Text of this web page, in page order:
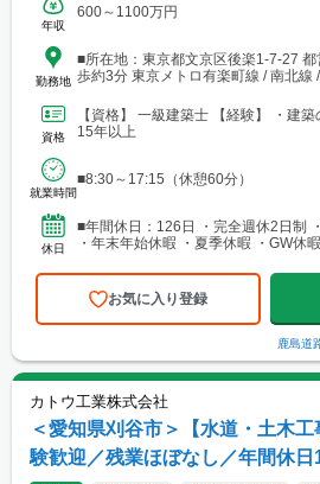
年収
600～1100万円
勤務地
■所在地：東京都文京区後楽1-7-27
歩約3分 東京メトロ有楽町線 / 南北線
資格
【資格】 一級建築士 【経験】 ・建
15年以上
就業時間
■8:30～17:15（休憩60分）
休日
■年間休日：126日 ・完全週休2日制
・年末年始休暇 ・夏季休暇 ・GW休
お気に入り登録
鹿島道
カトウ工業株式会社
＜愛知県刈谷市＞【水道・土木
験歓迎／残業ほぼなし／年間休日